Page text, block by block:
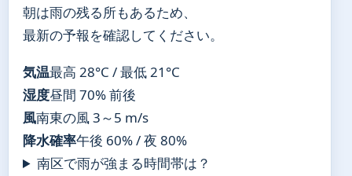
朝は雨の残る所もあるため、
最新の予報を確認してください。
気温最高 28°C / 最低 21°C
湿度昼間 70% 前後
風南東の風 3～5 m/s
降水確率午後 60% / 夜 80%
南区で雨が強まる時間帯は？